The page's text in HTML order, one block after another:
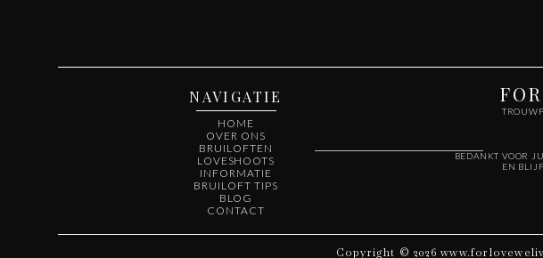
BEDANKT VOOR
EN
NAVIGATIE
HOME
OVER ONS
BRUILOFTEN
LOVESHOOTS
INFORMATIE
BRUILOFT TIPS
BLOG
CONTACT
Copyright © 2026